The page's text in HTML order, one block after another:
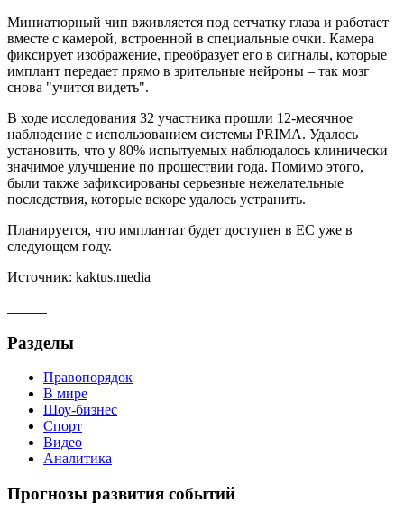
Миниатюрный чип вживляется под сетчатку глаза и работает
вместе с камерой, встроенной в специальные очки. Камера
фиксирует изображение, преобразует его в сигналы, которые
имплант передает прямо в зрительные нейроны – так мозг
снова "учится видеть".
В ходе исследования 32 участника прошли 12-месячное
наблюдение с использованием системы PRIMA. Удалось
установить, что у 80% испытуемых наблюдалось клинически
значимое улучшение по прошествии года. Помимо этого,
были также зафиксированы серьезные нежелательные
последствия, которые вскоре удалось устранить.
Планируется, что имплантат будет доступен в ЕС уже в
следующем году.
Источник: kaktus.media
Разделы
Правопорядок
В мире
Шоу-бизнес
Спорт
Видео
Аналитика
Прогнозы развития событий